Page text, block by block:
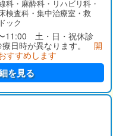
科・麻酔科・リハビリ科・
検査科・集中治療室・救
ック
11:00 土・日・祝休診
日時が異なります。 開
すすめします
を見る